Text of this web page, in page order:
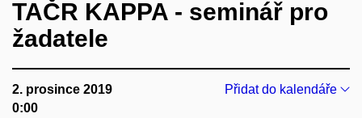
TAČR KAPPA - seminář pro
žadatele
2. prosince 2019
0:00
Přidat do kalendáře